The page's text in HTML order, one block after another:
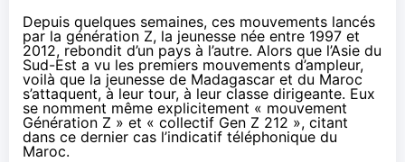
Depuis quelques semaines, ces mouvements lancés
par la génération Z, la jeunesse née entre 1997 et
2012, rebondit d’un pays à l’autre. Alors que l’Asie du
Sud-Est a vu les premiers mouvements d’ampleur,
voilà que la jeunesse de Madagascar et du Maroc
s’attaquent, à leur tour, à leur classe dirigeante. Eux
se nomment même explicitement « mouvement
Génération Z » et « collectif Gen Z 212 », citant
dans ce dernier cas l’indicatif téléphonique du
Maroc.